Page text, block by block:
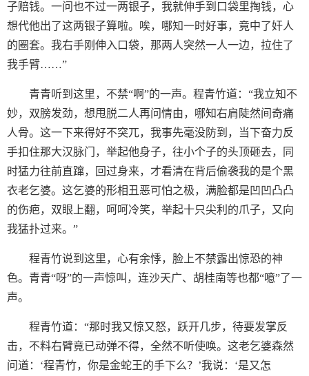
子赔钱。一问也不过一两银子，我就伸手到口袋里掏钱，心
想代他出了这两银子算啦。唉，哪知一时好事，竟中了奸人
的圈套。我右手刚伸入口袋，那两人突然一人一边，拉住了
我手臂……”
青青听到这里，不禁“啊”的一声。程青竹道：“我立知不
妙，双膀发劲，想甩脱二人再问情由，哪知右肩陡然间奇痛
人骨。这一下来得好不突兀，我事先毫没防到，当下奋力反
手扣住那大汉脉门，举起他身子，往小个子的头顶砸去，同
时猛力往前直蹿，回过身来，才看清在背后偷袭我的是个黑
衣老乞婆。这乞婆的形相丑恶可怕之极，满脸都是凹凹凸凸
的伤疤，双眼上翻，呵呵冷笑，举起十只尖利的爪子，又向
我猛扑过来。”
程青竹说到这里，心有余悸，脸上不禁露出惊恐的神
色。青青“呀”的一声惊叫，连沙天广、胡桂南等也都“噫”了一
声。
程青竹道：“那时我又惊又怒，跃开几步，待要发掌反
击，不料右臂竟已动弹不得，全然不听使唤。这老乞婆森然
问道：‘程青竹，你是金蛇王的手下么？’我说：‘是又怎